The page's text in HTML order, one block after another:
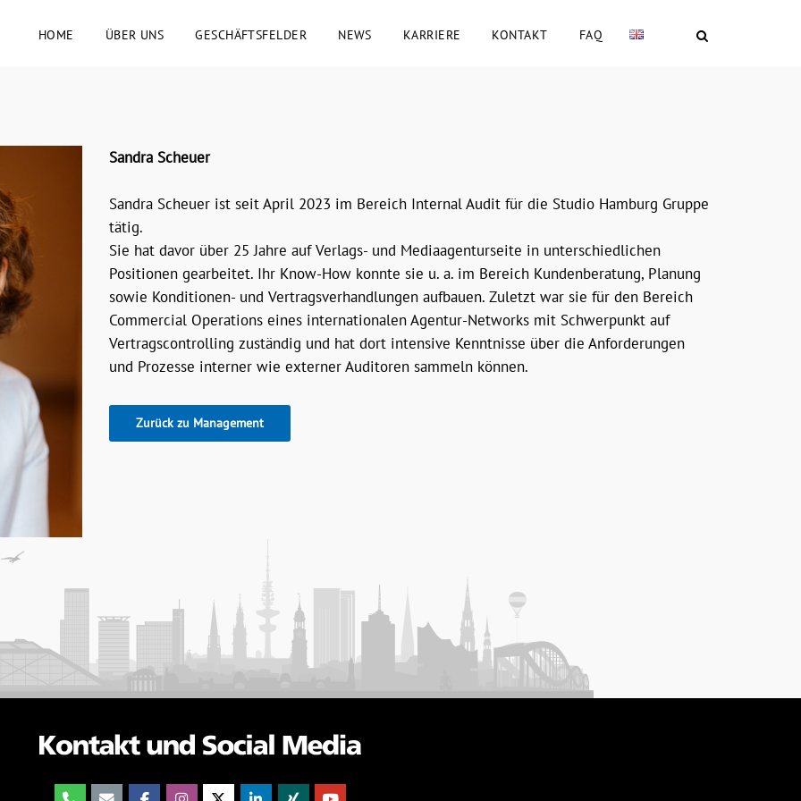
HOME ÜBER UNS GESCHÄFTSFELDER NEWS KARRIERE KONTAKT FAQ
Sandra Scheuer
Sandra Scheuer ist seit April 2023 im Bereich Internal Audit für die Studio Hamburg Gruppe
tätig.
Sie hat davor über 25 Jahre auf Verlags- und Mediaagenturseite in unterschiedlichen
Positionen gearbeitet. Ihr Know-How konnte sie u. a. im Bereich Kundenberatung, Planung
sowie Konditionen- und Vertragsverhandlungen aufbauen. Zuletzt war sie für den Bereich
Commercial Operations eines internationalen Agentur-Networks mit Schwerpunkt auf
Vertragscontrolling zuständig und hat dort intensive Kenntnisse über die Anforderungen
und Prozesse interner wie externer Auditoren sammeln können.
Zurück zu Management